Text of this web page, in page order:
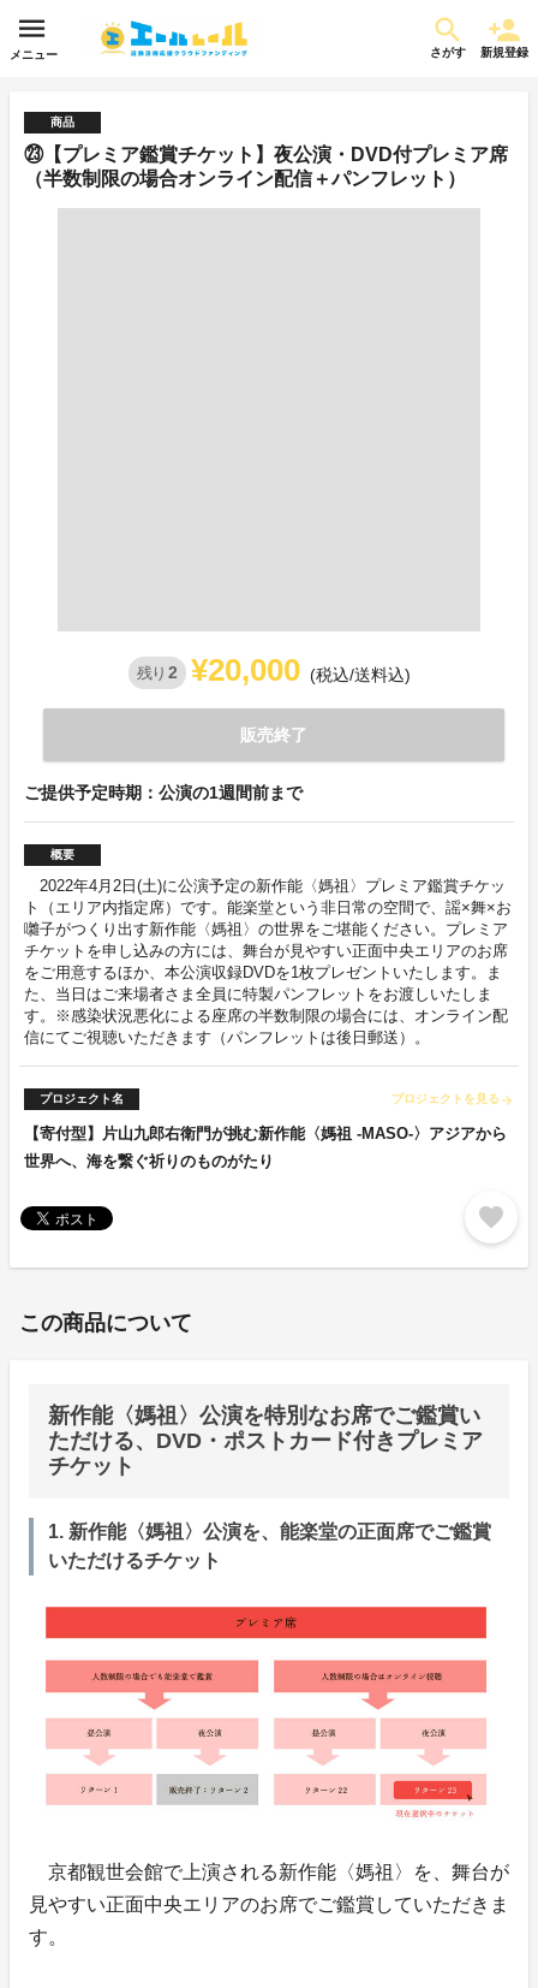
メニュー さがす 新規登録
商品
㉓【プレミア鑑賞チケット】夜公演・DVD付プレミア席
（半数制限の場合オンライン配信＋パンフレット）
残り 2 ¥20,000 (税込/送料込)
販売終了
ご提供予定時期：公演の1週間前まで
概要
2022年4月2日(土)に公演予定の新作能〈媽祖〉プレミア鑑賞チケッ
ト（エリア内指定席）です。能楽堂という非日常の空間で、謡×舞×お
囃子がつくり出す新作能〈媽祖〉の世界をご堪能ください。プレミア
チケットを申し込みの方には、舞台が見やすい正面中央エリアのお席
をご用意するほか、本公演収録DVDを1枚プレゼントいたします。ま
た、当日はご来場者さま全員に特製パンフレットをお渡しいたしま
す。※感染状況悪化による座席の半数制限の場合には、オンライン配
信にてご視聴いただきます（パンフレットは後日郵送）。
プロジェクト名 プロジェクトを見る arrow_forward
【寄付型】片山九郎右衛門が挑む新作能〈媽祖 -MASO-〉アジアから
世界へ、海を繋ぐ祈りのものがたり
favorite
この商品について
新作能〈媽祖〉公演を特別なお席でご鑑賞い
ただける、DVD・ポストカード付きプレミア
チケット
1. 新作能〈媽祖〉公演を、能楽堂の正面席でご鑑賞
いただけるチケット
京都観世会館で上演される新作能〈媽祖〉を、舞台が
見やすい正面中央エリアのお席でご鑑賞していただきま
す。